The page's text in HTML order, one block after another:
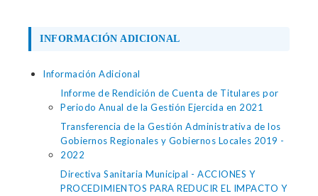
INFORMACIÓN ADICIONAL
Información Adicional
Informe de Rendición de Cuenta de Titulares por
Periodo Anual de la Gestión Ejercida en 2021
Transferencia de la Gestión Administrativa de los
Gobiernos Regionales y Gobiernos Locales 2019 -
2022
Directiva Sanitaria Municipal - ACCIONES Y
PROCEDIMIENTOS PARA REDUCIR EL IMPACTO Y